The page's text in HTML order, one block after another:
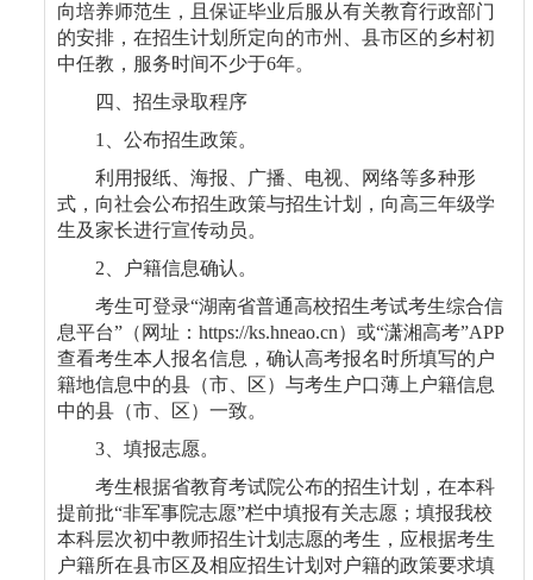
向培养师范生，且保证毕业后服从有关教育行政部门
的安排，在招生计划所定向的市州、县市区的乡村初
中任教，服务时间不少于6年。
四、招生录取程序
1
、公布招生政策。
利用报纸、海报、广播、电视、网络等多种形
式，向社会公布招生政策与招生计划，向高三年级学
生及家长进行宣传动员。
2 、户籍信息确认。
考生可登录“湖南省普通高校招生考试考生综合信
息平台” （网址：https://ks.hneao.cn）或“潇湘高考”APP
查看考生本人报名信息，确认高考报名时所填写的户
籍地信息中的县（市、区）与考生户口薄上户籍信息
中的县（市、区）一致。
3 、填报志愿。
考生根据省教育考试院公布的招生计划，在本科
提前批“非军事院志愿”栏中填报有关志愿；填报我校
本科层次初中教师招生计划志愿的考生，应根据考生
户籍所在县市区及相应招生计划对户籍的政策要求填